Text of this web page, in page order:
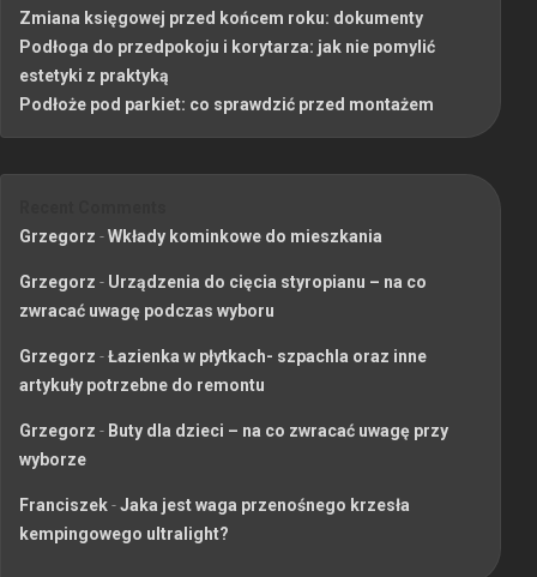
Zmiana księgowej przed końcem roku: dokumenty
Podłoga do przedpokoju i korytarza: jak nie pomylić
estetyki z praktyką
Podłoże pod parkiet: co sprawdzić przed montażem
Grzegorz -Wkłady kominkowe do mieszkania
Grzegorz - Urządzenia do cięcia styropianu – na co
zwracać uwagę podczas wyboru
Grzegorz -Łazienka w płytkach- szpachla oraz inne
artykuły potrzebne do remontu
Grzegorz - Buty dla dzieci – na co zwracać uwagę przy
wyborze
Franciszek-Jaka jest waga przenośnego krzesła
kempingowego ultralight?